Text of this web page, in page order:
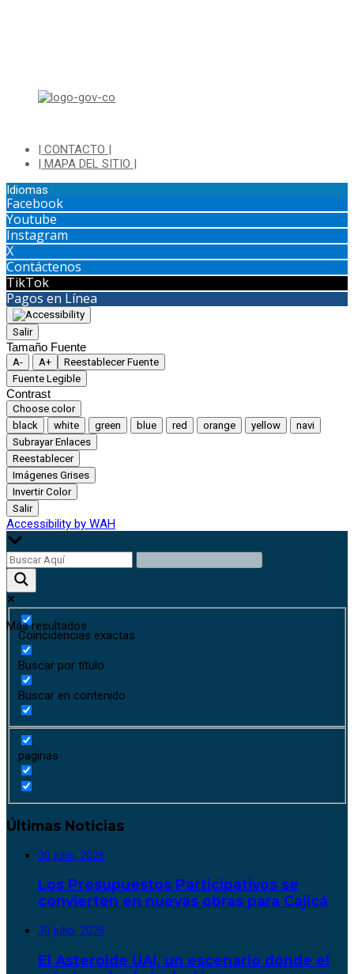
| CONTACTO |
| MAPA DEL SITIO |
Idiomas
Facebook
Youtube
Instagram
X
Contáctenos
TikTok
Pagos en Línea
Salir
Tamaño Fuente
A- A+
Reestablecer Fuente
Fuente Legible
Contrast
Choose color
black
white green blue red orange yellow
navi
Subrayar Enlaces
Reestablecer
Imágenes Grises
Invertir Color
Salir
Accessibility by WAH
Más resultados
Coincidencias exactas
Buscar por título
Buscar en contenido
paginas
Últimas Noticias
30 julio, 2026
Los Presupuestos Participativos se
convierten en nuevas obras para Cajicá
30 julio, 2026
El Asteroide UAI, un escenario donde el